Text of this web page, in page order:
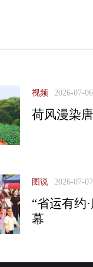
视频 2026-07-06
荷风漫染
图说 2026-07-07
“省运有约
幕